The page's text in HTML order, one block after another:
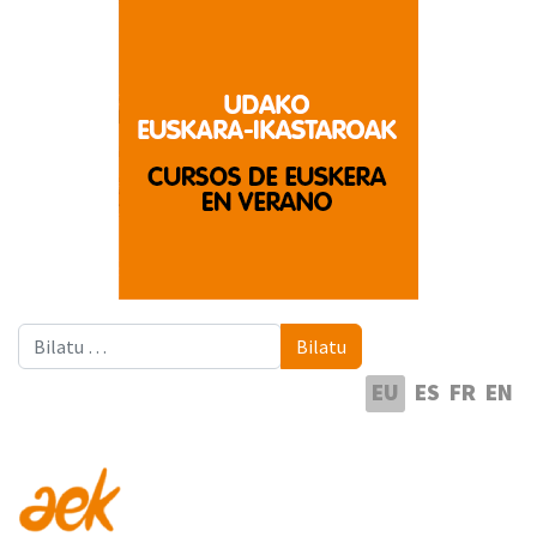
Bilatu Bilatu
EU ES FR EN